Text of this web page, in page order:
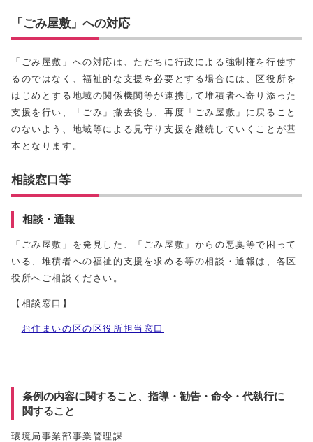
「ごみ屋敷」への対応
「ごみ屋敷」への対応は、ただちに行政による強制権を行使す
るのではなく、福祉的な支援を必要とする場合には、区役所を
はじめとする地域の関係機関等が連携して堆積者へ寄り添った
支援を行い、「ごみ」撤去後も、再度「ごみ屋敷」に戻ること
のないよう、地域等による見守り支援を継続していくことが基
本となります。
相談窓口等
相談・通報
「ごみ屋敷」を発見した、「ごみ屋敷」からの悪臭等で困って
いる、堆積者への福祉的支援を求める等の相談・通報は、各区
役所へご相談ください。
【相談窓口】
お住まいの区の区役所担当窓口
条例の内容に関すること、指導・勧告・命令・代執行に
関すること
環境局事業部事業管理課